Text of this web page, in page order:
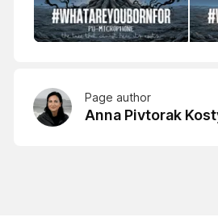
Page author
Anna Pivtorak